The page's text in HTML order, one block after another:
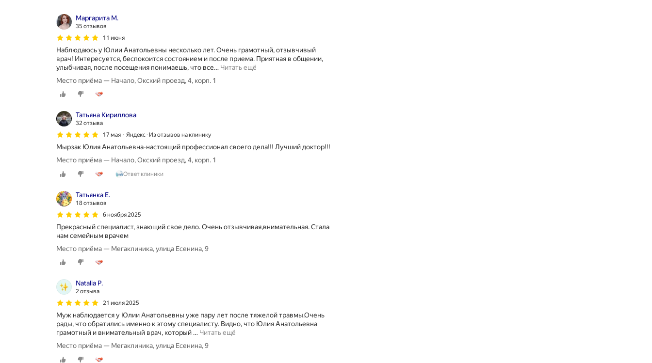
Маргарита М.
35 отзывов
11 июня
Наблюдаюсь у Юлии Анатольевны несколько лет. Очень грамотный, отзывчивый
врач! Интересуется, беспокоится состоянием и после приема. Приятная в общении,
улыбчивая, после посещения понимаешь, что все… Читать ещё
Место приёма — Начало, Окский проезд, 4, корп. 1
Татьяна Кириллова
32 отзыва
17 мая
Яндекс · Из отзывов на клинику
Мырзак Юлия Анатольевна-настоящий профессионал своего дела!!! Лучший доктор!!!
Место приёма — Начало, Окский проезд, 4, корп. 1
Ответ клиники
Татьянка Е.
18 отзывов
6 ноября 2025
Прекрасный специалист, знающий свое дело. Очень отзывчивая,внимательная. Стала
нам семейным врачем
Место приёма — Мегаклиника, улица Есенина, 9
Natalia P.
2 отзыва
21 июля 2025
Муж наблюдается у Юлии Анатольевны уже пару лет после тяжелой травмы.Очень
рады, что обратились именно к этому специалисту. Видно, что Юлия Анатольевна
грамотный и внимательный врач, который … Читать ещё
Место приёма — Мегаклиника, улица Есенина, 9